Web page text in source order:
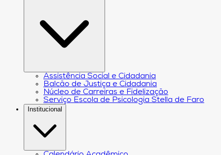
Assistência Social e Cidadania
Balcão de Justiça e Cidadania
Núcleo de Carreiras e Fidelização
Serviço Escola de Psicologia Stella de Faro
Institucional